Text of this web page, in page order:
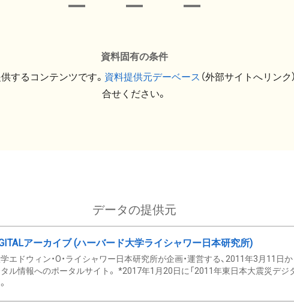
資料固有の条件
するコンテンツです。 資料提供元デーベース （外部サイトへリンク
合せください。
データの提供元
アーカイブ (ハーバード大学ライシャワー日本研究所)
エドウィン・O・ライシャワー日本研究所が企画・運営する、2011年3月11日
ル情報へのポータルサイト。 *2017年1月20日に「2011年東日本大震災デジ